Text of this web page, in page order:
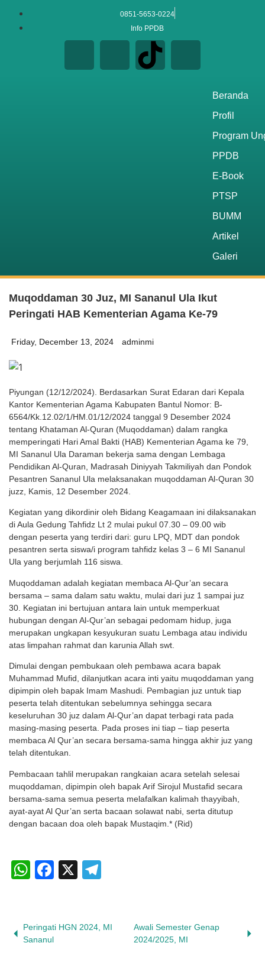
0851-5653-0224
Info PPDB
Beranda
Profil
Program
PPDB
E-Book
PTSP
BUMM
Artikel
Galeri
Muqoddaman 30 Juz, MI Sananul Ula Ikut
Peringati HAB Kementerian Agama Ke-79
Friday, December 13, 2024 adminmi
Piyungan (12/12/2024). Berdasarkan Surat Edaran dari Kepala
Kantor Kementerian Agama Kabupaten Bantul Nomor: B-
6564/Kk.12.02/1/HM.01/12/2024 tanggal 9 Desember 2024
tentang Khataman Al-Quran (Muqoddaman) dalam rangka
memperingati Hari Amal Bakti (HAB) Kementerian Agama ke 79,
MI Sananul Ula Daraman bekerja sama dengan Lembaga
Pendidikan Al-Quran, Madrasah Diniyyah Takmiliyah dan Pondok
Pesantren Sananul Ula melaksanakan muqoddaman Al-Quran 30
juzz, Kamis, 12 Desember 2024.
Kegiatan yang dikordinir oleh Bidang Keagamaan ini dilaksanakan
di Aula Gedung Tahfidz Lt 2 mulai pukul 07.30 – 09.00 wib
dengan peserta yang terdiri dari: guru LPQ, MDT dan pondok
pesantren serta siswa/i program tahfidz kelas 3 – 6 MI Sananul
Ula yang berjumlah 116 siswa.
Muqoddaman adalah kegiatan membaca Al-Qur’an secara
bersama – sama dalam satu waktu, mulai dari juz 1 sampai juz
30. Kegiatan ini bertujuan antara lain untuk memperkuat
hubungan dengan Al-Qur’an sebagai pedomam hidup, juga
merupakan ungkapan kesyukuran suatu Lembaga atau individu
atas limpahan rahmat dan karunia Allah swt.
Dimulai dengan pembukaan oleh pembawa acara bapak
Muhammad Mufid, dilanjutkan acara inti yaitu muqoddaman yang
dipimpin oleh bapak Imam Mashudi. Pembagian juz untuk tiap
peserta telah ditentukan sebelumnya sehingga secara
keseluruhan 30 juz dalam Al-Qur’an dapat terbagi rata pada
masing-masing peserta. Pada proses ini tiap – tiap peserta
membaca Al Qur’an secara bersama-sama hingga akhir juz yang
telah ditentukan.
Pembacaan tahlil merupakan rangkaian acara setelah selesai
muqoddaman, dipimpin oleh bapak Arif Sirojul Mustafid secara
bersama-sama semua peserta melafalkan kalimah thayyibah,
ayat-ayat Al Qur’an serta bacaan solawat nabi, serta ditutup
dengan bacaan doa oleh bapak Mustaqim.* (Rid)
WhatsApp
Facebook
X
Peringati HGN 2024, MI
Sananul
Awali Semester Genap
2024/2025, MI